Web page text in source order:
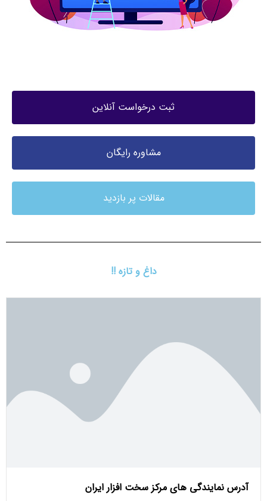
ثبت درخواست آنلاین
مشاوره رایگان
مقالات پر بازدید
داغ و تازه !!
آدرس نمایندگی های مرکز سخت افزار ایران